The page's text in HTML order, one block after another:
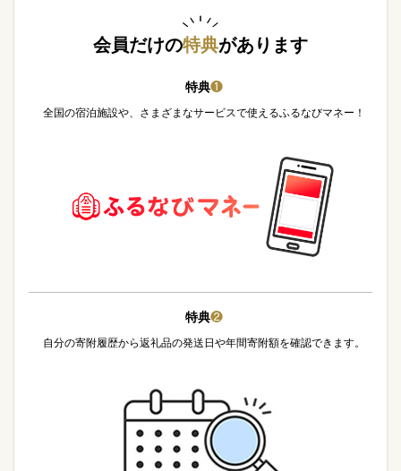
会員だけの特典があります
特典❶
全国の宿泊施設や、さまざまなサービスで使えるふるなびマネー！
特典❷
自分の寄附履歴から返礼品の発送日や年間寄附額を確認できます。